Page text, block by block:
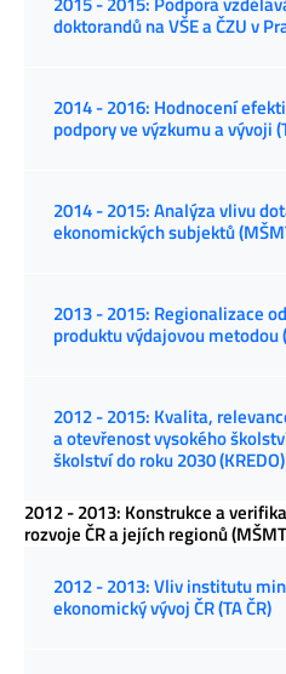
doktorandů na VŠE a ČZU v
2014 - 2016: Hodnocení
podpory ve výzkumu a vývoji
2014 - 2015: Analýza vlivu
ekonomických subjektů
2013 - 2015: Regionalizace
produktu výdajovou metodou
2012 - 2015: Kvalita,
a otevřenost vysokého
školství do roku 2030
2012 - 2013: Konstrukce a
rozvoje ČR a jejích regionů
2012 - 2013: Vliv institutu
ekonomický vývoj ČR (TA ČR)